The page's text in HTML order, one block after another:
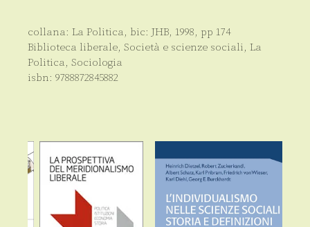
collana: La Politica, bic: JHB, 1998, pp 174
Biblioteca liberale, Società e scienze sociali, La
Politica, Sociologia
isbn: 9788872845882